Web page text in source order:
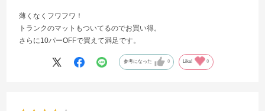
薄くなくフワフワ！
トランクのマットもついてるのでお買い得。
さらに10パーOFFで買えて満足です。
参考になった 0 Like! 0